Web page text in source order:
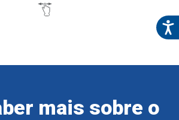
mais sobre o